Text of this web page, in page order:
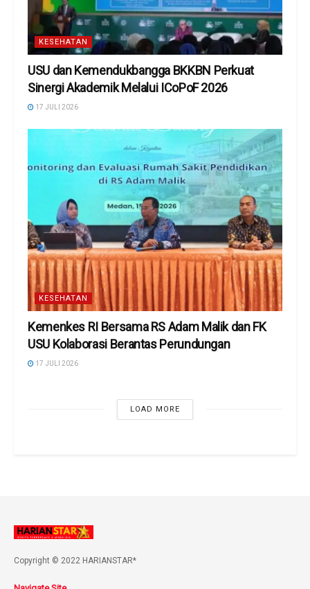
KESEHATAN
USU dan Kemendukbangga BKKBN Perkuat
Sinergi Akademik Melalui ICoPoF 2026
17 JULI 2026
KESEHATAN
Kemenkes RI Bersama RS Adam Malik dan FK
USU Kolaborasi Berantas Perundungan
17 JULI 2026
LOAD MORE
Copyright © 2022 HARIANSTAR*